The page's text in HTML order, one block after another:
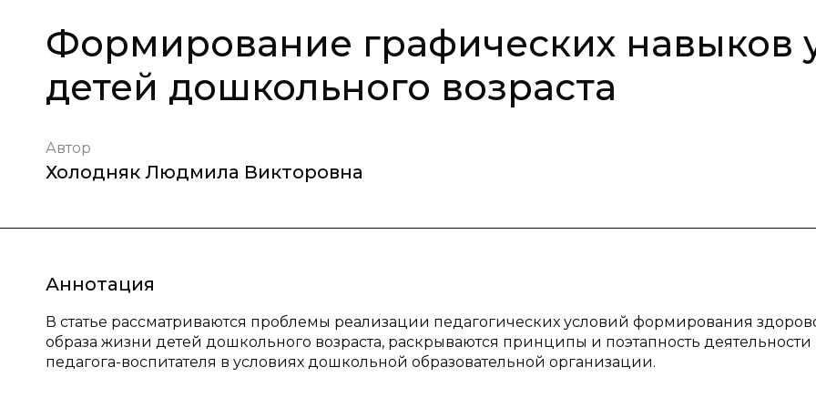
Формирование графических навыков
детей дошкольного возраста
Автор
Холодняк Людмила Викторовна
Аннотация
В статье рассматриваются проблемы реализации педагогических условий формирования
образа жизни детей дошкольного возраста, раскрываются принципы и поэтапность деятельности
педагога-воспитателя в условиях дошкольной образовательной организации.